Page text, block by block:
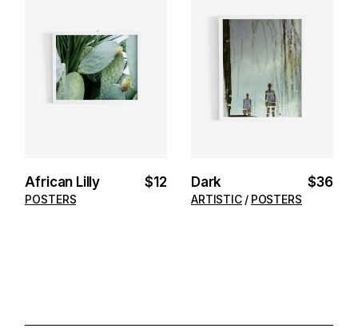
ADD TO
CART
African Lilly $12
POSTERS
ADD TO
CART
Dark $36
ARTISTIC POSTERS